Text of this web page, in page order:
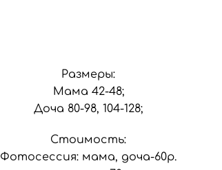
Размеры:
Мама 42-48;
Доча 80-98, 104-128;
Стоимость:
Фотосессия: мама, доча-60р.